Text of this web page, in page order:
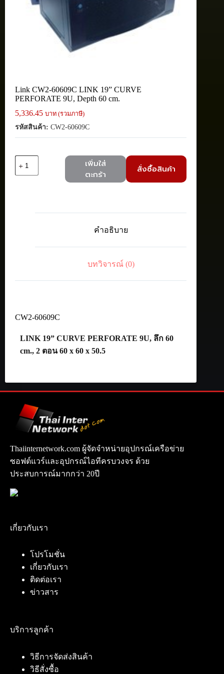
Link CW2-60609C LINK 19” CURVE
PERFORATE 9U, Depth 60 cm.
5,336.45 บาท (รวมภาษี)
รหัสสินค้า: CW2-60609C
Link
CURVE
เพิ่มใส่
ตะกร้า
สั่งซื้อสินค้า
คำอธิบาย
บทวิจารณ์ (0)
CW2-60609C
LINK 19” CURVE PERFORATE 9U, ลึก 60
cm., 2 ตอน 60 x 60 x 50.5
Thaiinternetwork.com ผู้จัดจำหน่ายอุปกรณ์เครือข่าย
ซอฟต์แวร์และอุปกรณ์ไอทีครบวงจร ด้วย
ประสบการณ์มากกว่า 20ปี
เกี่ยวกับเรา
โปรโมชั่น
เกี่ยวกับเรา
ติดต่อเรา
ข่าวสาร
บริการลูกค้า
วิธีการจัดส่งสินค้า
วิธีสั่งซื้อ